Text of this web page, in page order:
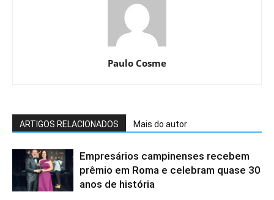
Paulo Cosme
ARTIGOS RELACIONADOS Mais do autor
Empresários campinenses recebem
prêmio em Roma e celebram quase 30
anos de história